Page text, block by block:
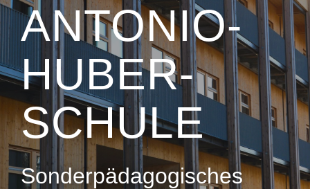
ANTONIO-
HUBER-
SCHULE
Sonderpädagogisches